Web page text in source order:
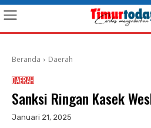
Beranda Daerah
DAERAH
Sanksi Ringan Kasek
Januari 21, 2025